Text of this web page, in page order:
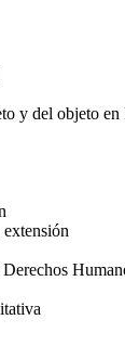
y del objeto en